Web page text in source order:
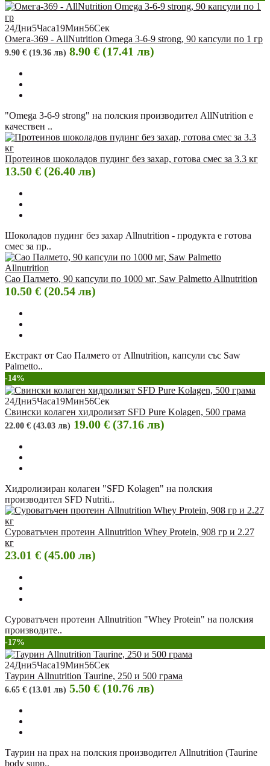
24Дни5Часа19Мин55Сек
Омега-369 - AllNutrition Omega 3-6-9 strong, 90 капсули по 1 гр
9.90 € (19.36 лв) 8.90 € (17.41 лв)
"Omega 3-6-9 strong" на полския производител AllNutrition е
качествен ..
Протеинов шоколадов пудинг без захар, готова смес за 3.3 кг
13.50 € (26.40 лв)
Шоколадов пудинг без захар Allnutrition - продукта е готова
смес за пр..
Сао Палмето, 90 капсули по 1000 мг, Saw Palmetto Allnutrition
10.50 € (20.54 лв)
Екстракт от Сао Палмето от Allnutrition, капсули със Saw
Palmetto..
-14%
24Дни5Часа19Мин55Сек
Свински колаген хидролизат SFD Pure Kolagen, 500 грама
22.00 € (43.03 лв) 19.00 € (37.16 лв)
Хидролизиран колаген "SFD Kolagen" на полския
производител SFD Nutriti..
Суроватъчен протеин Allnutrition Whey Protein, 908 гр и 2.27
кг
23.01 € (45.00 лв)
Суроватъчен протеин Allnutrition "Whey Protein" на полския
производите..
-17%
24Дни5Часа19Мин55Сек
Таурин Allnutrition Taurine, 250 и 500 грама
6.65 € (13.01 лв) 5.50 € (10.76 лв)
Таурин на прах на полския производител Allnutrition (Taurine
body supp..